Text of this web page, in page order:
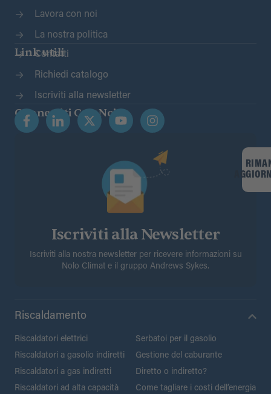
Lavora con noi
La nostra politica
Link utili
Contatti
Richiedi catalogo
Iscriviti alla newsletter
Connettiti Con Noi
Iscriviti alla Newsletter
Iscriviti alla nostra newsletter per ricevere informazioni su
Nolo Climat e il gruppo Andrews Sykes.
Riscaldamento
Riscaldatori elettrici
Riscaldatori a gasolio indiretti
Riscaldatori a gas indiretti
Riscaldatori ad alta capacità
Serbatoi per il gasolio
Gestione del caburante
Diretto o indiretto?
Come tagliare i costi dell’energia